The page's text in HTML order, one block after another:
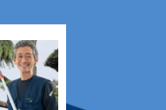
定・草刈りなどのお庭の
こと、造園・